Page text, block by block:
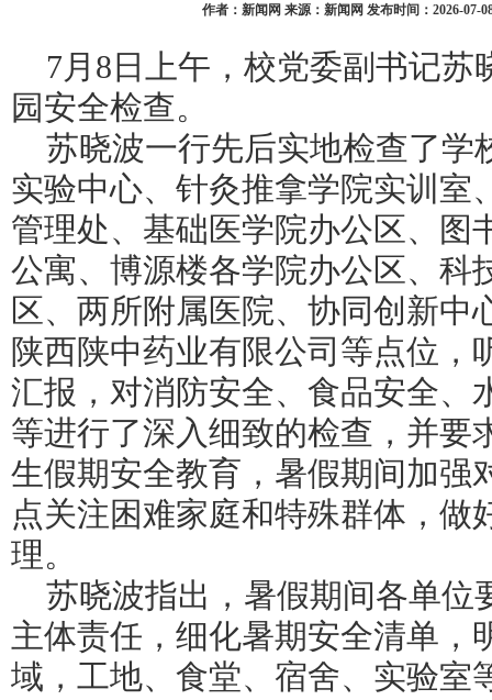
作者：新闻网 来源：新闻网 发布时间：2026-07-
7月8日上午，校党委副书记苏
园安全检查。
苏晓波一行先后实地检查了学
实验中心、针灸推拿学院实训室
管理处、基础医学院办公区、图
公寓、博源楼各学院办公区、科
区、两所附属医院、协同创新中
陕西陕中药业有限公司等点位，
汇报，对消防安全、食品安全、
等进行了深入细致的检查，并要
生假期安全教育，暑假期间加强
点关注困难家庭和特殊群体，做
理。
苏晓波指出，暑假期间各单位
主体责任，细化暑期安全清单，
域，工地、食堂、宿舍、实验室